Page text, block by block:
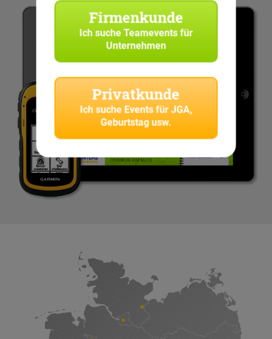
Firmenkunde
Ich sucheTeamevents für
Unternehmen
Privatkunde
Ich suche Events für JGA,
Geburtstag usw.